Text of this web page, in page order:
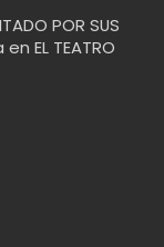
POR SUS
EL TEATRO